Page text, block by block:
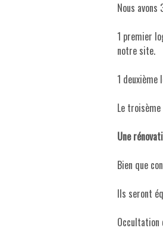
Nous
1 premier
notre site.
1 deuxième
Le
Une
Bien que
Ils seront